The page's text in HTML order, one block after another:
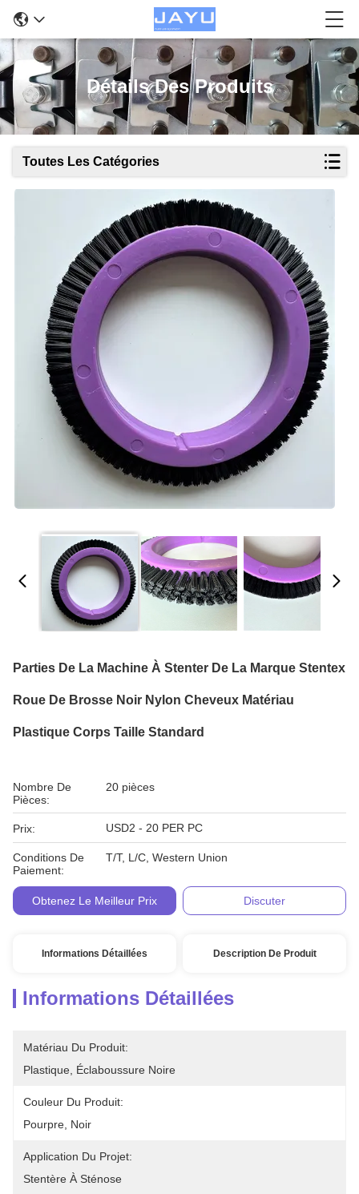
Détails Des Produits
Toutes Les Catégories
Parties De La Machine À Stenter De La Marque Stentex
Roue De Brosse Noir Nylon Cheveux Matériau
Plastique Corps Taille Standard
Nombre De
Pièces:
20 pièces
Prix: USD2 - 20 PER PC
Conditions De
Paiement:
T/T, L/C, Western Union
Obtenez Le Meilleur Prix Discuter
Informations Détaillées Description De Produit
Informations Détaillées
Matériau Du Produit:
Plastique, Éclaboussure Noire
Couleur Du Produit:
Pourpre, Noir
Application Du Projet:
Stentère À Sténose